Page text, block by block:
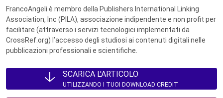
FrancoAngeli è membro della Publishers International Linking
Association, Inc (PILA), associazione indipendente e non profit per
facilitare (attraverso i servizi tecnologici implementati da
CrossRef.org) l’accesso degli studiosi ai contenuti digitali nelle
pubblicazioni professionali e scientifiche.
SCARICA L'ARTICOLO
UTILIZZANDO I TUOI DOWNLOAD CREDIT